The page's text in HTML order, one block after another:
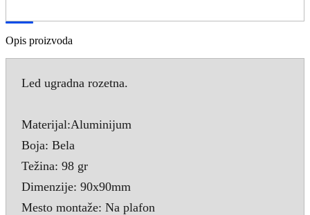
Opis proizvoda
Led ugradna rozetna.
Materijal:Aluminijum
Boja: Bela
Težina: 98 gr
Dimenzije: 90x90mm
Mesto montaže: Na plafon